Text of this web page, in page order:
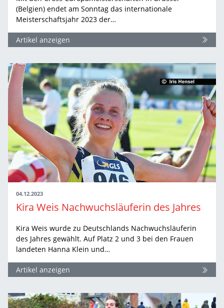
(Belgien) endet am Sonntag das internationale
Meisterschaftsjahr 2023 der…
Artikel anzeigen
04.12.2023
Kira Weis Nachwuchsläuferin des Jahres
Kira Weis wurde zu Deutschlands Nachwuchsläuferin
des Jahres gewählt. Auf Platz 2 und 3 bei den Frauen
landeten Hanna Klein und…
Artikel anzeigen